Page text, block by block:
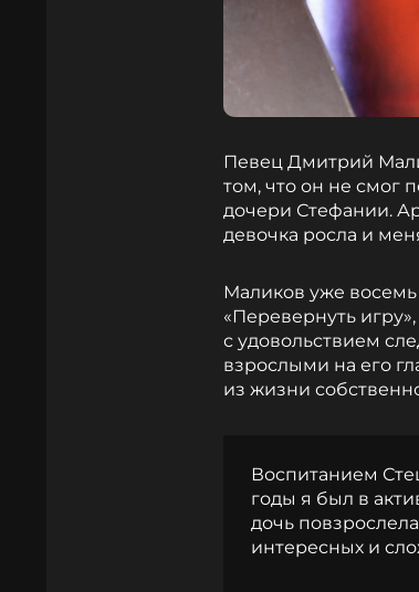
Певец Дмитрий
том, что он не смог
дочери Стефании.
девочка росла и
Маликов уже
«Перевернуть
с удовольствием
взрослыми на его
из жизни
Воспитанием
годы я был в
дочь
интересных и